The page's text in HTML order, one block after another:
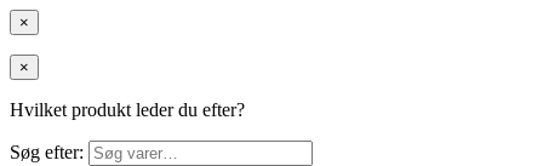
×
×
Hvilket produkt leder du efter?
Søg efter: